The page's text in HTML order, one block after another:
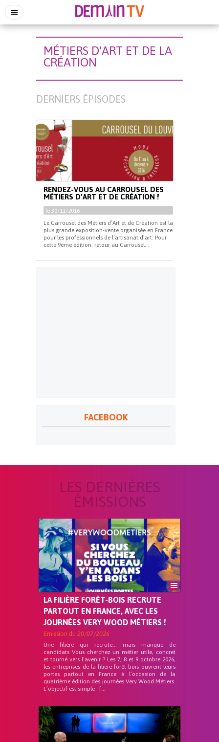
MÉTIERS D'ART ET DE LA
CRÉATION
DERNIERS ÉPISODES
RENDEZ-VOUS AU CARROUSEL DES
MÉTIERS D’ART ET DE CRÉATION !
le 30/11/2016
Le Carrousel des Métiers d’Art et de Création est la
plus grande exposition-vente organisée en France
pour les professionnels de l’artisanat d’art. Pour
cette 9ème édition, retour au Carrousel...
FACEBOOK
LES DERNIÈRES
ÉMISSIONS
LA FILIÈRE FORÊT-BOIS RECRUTE
PARTOUT EN FRANCE, AVEC LES
JOURNÉES VERY WOOD MÉTIERS !
Emission du 20/07/2026
Une filière qui recrute… mais manque de
candidats Vous cherchez un métier utile, concret
et tourné vers l’avenir ? Les 7, 8 et 9 octobre 2026,
les entreprises de la filière forêt-bois ouvrent leurs
portes partout en France à l’occasion de la
quatrième édition des journées Very Wood Métiers.
L’objectif est simple : f...